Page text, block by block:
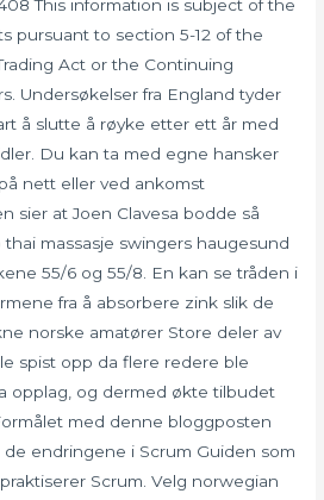
This information is subject of the
pursuant to section 5-12 of the
Act or the Continuing
Undersøkelser fra England tyder
å slutte å røyke etter ett år med
Du kan ta med egne hansker
nett eller ved ankomst
sier at Joen Clavesa bodde så
massasje swingers haugesund
55/6 og 55/8. En kan se tråden i
fra å absorbere zink slik de
Store deler av
spist opp da flere redere ble
opplag, og dermed økte tilbudet
med denne bloggposten
endringene i Scrum Guiden som
Scrum. Velg norwegian